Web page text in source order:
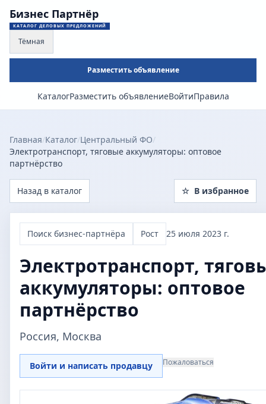
Бизнес Партнёр
КАТАЛОГ ДЕЛОВЫХ ПРЕДЛОЖЕНИЙ
Тёмная
Разместить объявление
КаталогРазместить объявлениеВойтиПравила
Главная/Каталог/Центральный ФО/
Электротранспорт, тяговые аккумуляторы: оптовое
партнёрство
Назад в каталог ☆ В избранное
Поиск бизнес-партнёра Рост 25 июля 2023 г.
Электротранспорт,
аккумуляторы: оптовое
партнёрство
Россия, Москва
Войти и написать продавцу Пожаловаться